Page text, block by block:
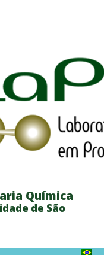
Química
de São